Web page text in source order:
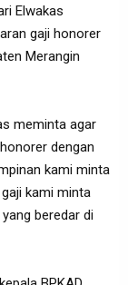
Elwakas
gaji honorer
Merangin
meminta agar
dengan
kami minta
kami minta
beredar di